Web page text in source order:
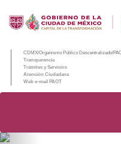
CDMX/Organismo Público Descentralizado/
Transparencia
Trámites y Servicios
Atención Ciudadana
Web e-mail PAOT